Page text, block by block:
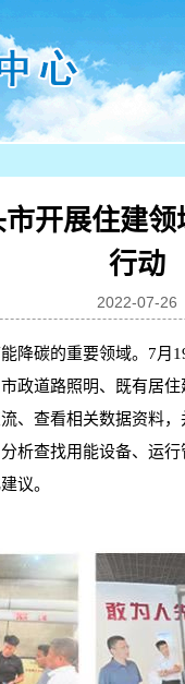
开展住建
行动
2022-07-26
降碳的重要领域。7月
政道路照明、既有居
、查看相关数据资料
析查找用能设备、运
议。